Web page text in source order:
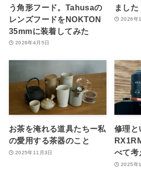
う角形フード。Tahusaの
レンズフードをNOKTON
35mmに装着してみた
2026年4月5日
ました
2026年
お茶を淹れる道具たちー私
の愛用する茶器のこと
2025年11月3日
修理と
べて考
2025年